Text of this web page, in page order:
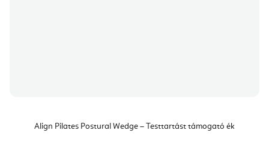
Align Pilates Postural Wedge – Testtartást támogató ék